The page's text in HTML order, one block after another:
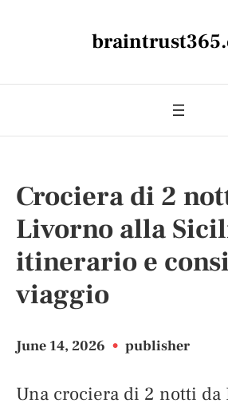
Crociera di 2
Livorno alla
itinerario e
viaggio
June 14, 2026 • publisher
Una crociera di 2 notti da